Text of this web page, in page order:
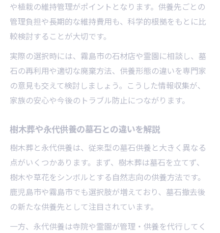
や植栽の維持管理がポイントとなります。供養先ごとの
管理負担や長期的な維持費用も、科学的根拠をもとに比
較検討することが大切です。
実際の選択時には、霧島市の石材店や霊園に相談し、墓
石の再利用や適切な廃棄方法、供養形態の違いを専門家
の意見も交えて検討しましょう。こうした情報収集が、
家族の安心や今後のトラブル防止につながります。
樹木葬や永代供養の墓石との違いを解説
樹木葬と永代供養は、従来型の墓石供養と大きく異なる
点がいくつかあります。まず、樹木葬は墓石を立てず、
樹木や草花をシンボルとする自然志向の供養方法です。
鹿児島市や霧島市でも選択肢が増えており、墓石撤去後
の新たな供養先として注目されています。
一方、永代供養は寺院や霊園が管理・供養を代行してく